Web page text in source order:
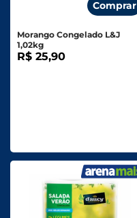
Comprar
Morango Congelado L&J
1,02kg
R$ 25,90